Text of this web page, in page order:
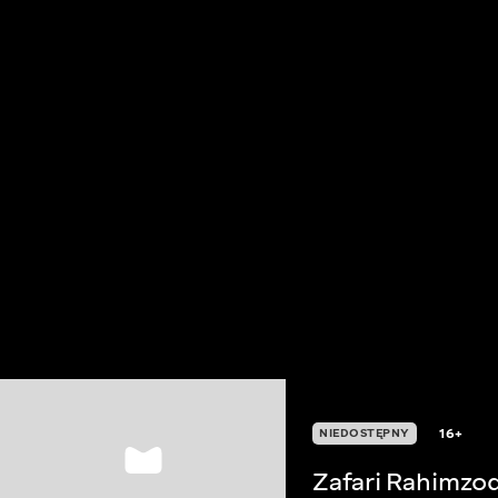
NIEDOSTĘPNY 16+
Zafari